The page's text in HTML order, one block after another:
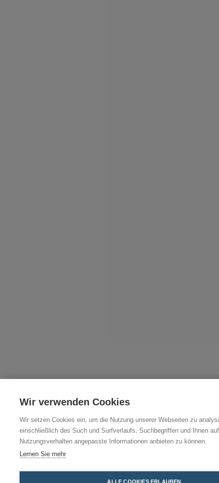
Wir verwenden Cookies
Wir setzen Cookies ein, um die Nutzung unserer Webseiten zu
einschließlich des Such und Surfverlaufs, Suchbegriffen und Ihnen
Nutzungsverhalten angepasste Informationen anbieten zu können.
Lernen Sie mehr
ALLE COOKIES ERLAUBEN